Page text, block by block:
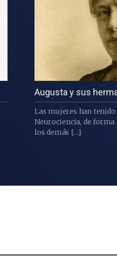
Augusta y sus
Las mujeres han
Neurociencia, de
los demás […]